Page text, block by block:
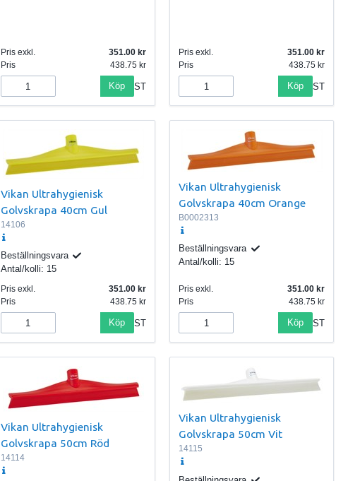
Pris exkl.
351.00
Pris
438.75
Köp ST
Pris exkl.
351.00
Pris
438.75
Köp ST
Vikan Ultrahygienisk
Golvskrapa 40cm Gul
14106
Beställningsvara
Antal/kolli: 15
Pris exkl.
351.00
Pris
438.75
Köp ST
Vikan Ultrahygienisk
Golvskrapa 40cm Orange
B0002313
Beställningsvara
Antal/kolli: 15
Pris exkl.
351.00
Pris
438.75
Köp ST
Vikan Ultrahygienisk
Golvskrapa 50cm Röd
14114
Vikan Ultrahygienisk
Golvskrapa 50cm Vit
14115